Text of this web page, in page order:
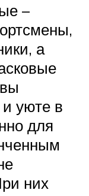
–
а
и уюте в
для
них